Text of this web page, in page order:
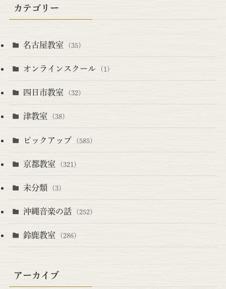
カテゴリー
名古屋教室 (35)
オンラインスクール (1)
四日市教室 (32)
津教室 (38)
ピックアップ (585)
京都教室 (321)
未分類 (3)
沖縄音楽の話 (252)
鈴鹿教室 (286)
アーカイブ